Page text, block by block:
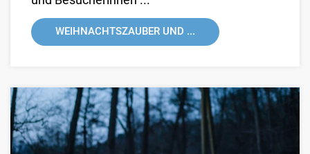
WEIHNACHTSZAUBER UND ...